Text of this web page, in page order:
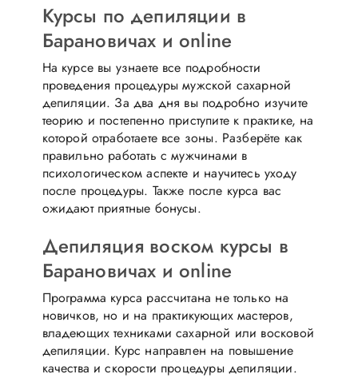
Курсы по депиляции в
Барановичах и online
На курсе вы узнаете все подробности
проведения процедуры мужской сахарной
депиляции. За два дня вы подробно изучите
теорию и постепенно приступите к практике, на
которой отработаете все зоны. Разберёте как
правильно работать с мужчинами в
психологическом аспекте и научитесь уходу
после процедуры. Также после курса вас
ожидают приятные бонусы.
Депиляция воском курсы в
Барановичах и online
Программа курса рассчитана не только на
новичков, но и на практикующих мастеров,
владеющих техниками сахарной или восковой
депиляции. Курс направлен на повышение
качества и скорости процедуры депиляции.